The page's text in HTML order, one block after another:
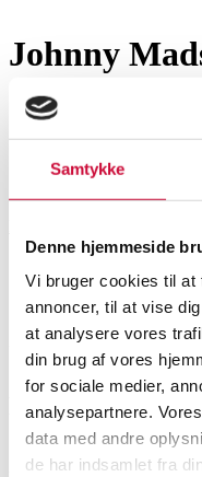
Samtykke
Denne hjemmeside
Vi bruger cookies til at
annoncer, til at vise
at analysere vores
din brug af vores
for sociale medier,
analysepartnere.
data med andre
de har indsamlet fra
Modern pictorial arts
Johnny
composition
SHOWROOM
CATALOG NUMBER
33
Description
Automatic translation from